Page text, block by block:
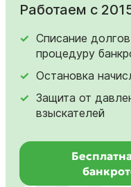
Работаем с
Списание
процедуру
Остановка
Защита от
взыскателей